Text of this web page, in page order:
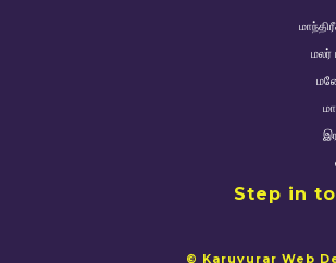
மலர்
Step in
© Karuvurar Web